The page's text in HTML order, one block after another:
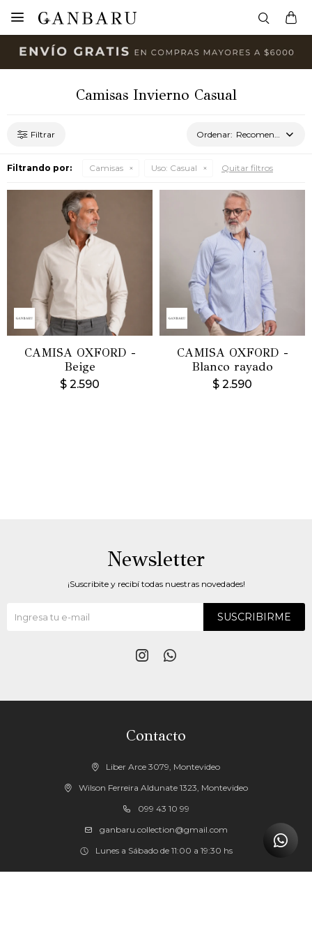

Camisas Invierno Casual
Recomendados
Filtrando por: Camisas Uso: Casual Quitar filtros
CAMISA OXFORD -
Beige
$ 2.590
CAMISA OXFORD -
Blanco rayado
$ 2.590
Contacto
Liber Arce 3079, Montevideo
Wilson Ferreira Aldunate 1323, Montevideo
099 43 10 99
ganbaru.collection@gmail.com
Lunes a Sábado de 11:00 a 19:30 hs
Newsletter
¡Suscribite y recibí todas nuestras novedades!
SUSCRIBIRME
 